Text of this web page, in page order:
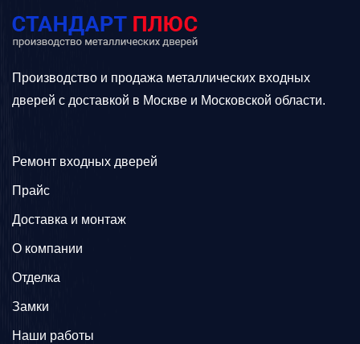
Производство и продажа металлических входных
дверей с доставкой в Москве и Московской области.
Ремонт входных дверей
Прайс
Доставка и монтаж
О компании
Отделка
Замки
Наши работы